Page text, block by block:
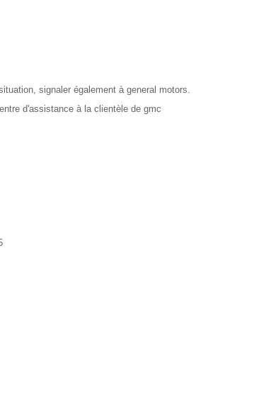
signaler également à general motors.
d'assistance à la clientèle de gmc